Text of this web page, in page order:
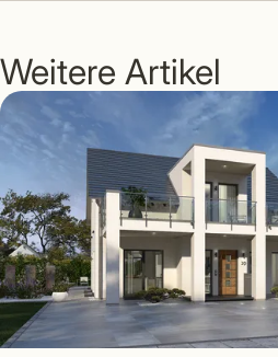
Weitere Artikel